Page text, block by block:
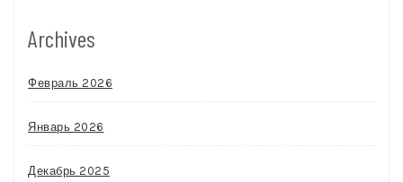
Archives
Февраль 2026
Январь 2026
Декабрь 2025